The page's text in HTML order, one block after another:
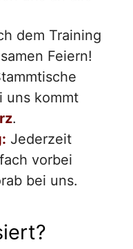
dem Training
Feiern!
uns kommt
.
Jederzeit
vorbei
bei uns.